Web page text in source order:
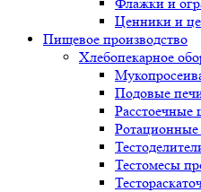
Ценники и
Пищевое производство
Хлебопекарное
Подовые
Тестомесы